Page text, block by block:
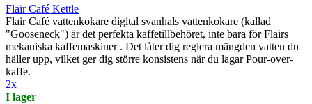
Flair Café Kettle
Flair Café vattenkokare digital svanhals vattenkokare (kallad
"Gooseneck") är det perfekta kaffetillbehöret, inte bara för Flairs
mekaniska kaffemaskiner . Det låter dig reglera mängden vatten du
häller upp, vilket ger dig större konsistens när du lagar Pour-over-
kaffe.
2x
I lager